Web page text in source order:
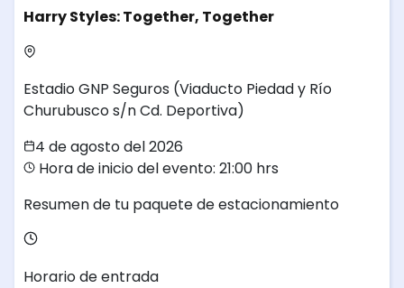
Harry Styles: Together, Together
Estadio GNP Seguros (Viaducto Piedad y Río
Churubusco s/n Cd. Deportiva)
4 de agosto del 2026
Hora de inicio del evento: 21:00 hrs
Resumen de tu paquete de estacionamiento
Horario de entrada